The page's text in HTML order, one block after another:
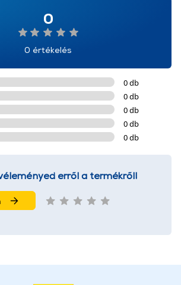
0
0 értékelés
0 db
0 db
0 db
0 db
0 db
erről a termékről!